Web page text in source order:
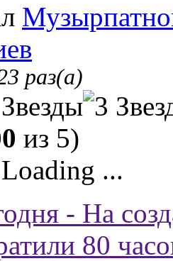
раз(а)
из 5)
Loading ...
- На
80